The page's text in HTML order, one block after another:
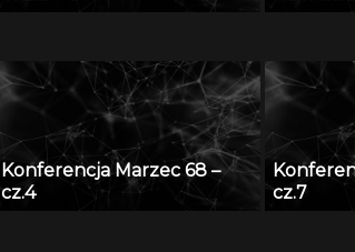
Konferencja Marzec 68 –
cz.4
cz.7